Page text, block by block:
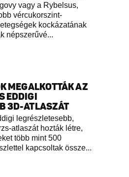
vagy a Rybelsus,
vércukorszint-
kockázatának
népszerűvé...
MEGALKOTTÁK AZ
EDDIGI
3D-ATLASZÁT
legrészletesebb,
atlaszát hozták létre,
több mint 500
kapcsoltak össze...